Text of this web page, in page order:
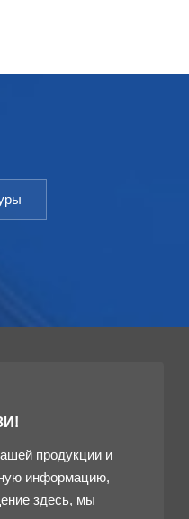
продукции и
информацию,
здесь, мы